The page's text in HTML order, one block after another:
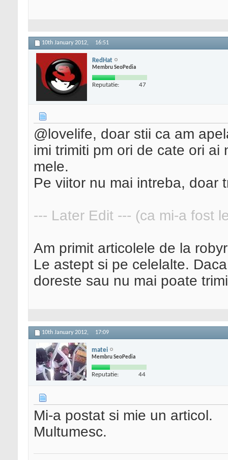
10th January 2012, 16:51
RedHat
Membru SeoPedia
Reputatie: 47
@lovelife, doar stii ca am
imi trimiti pm ori de cate ori
mele.
Pe viitor nu mai intreba, doar
--- Later Edit --- (ca mi-a fost
Am primit articolele de la
Le astept si pe celelalte.
doreste sau nu mai poate
10th January 2012, 17:09
matei
Membru SeoPedia
Reputatie: 44
Mi-a postat si mie un articol.
Multumesc.